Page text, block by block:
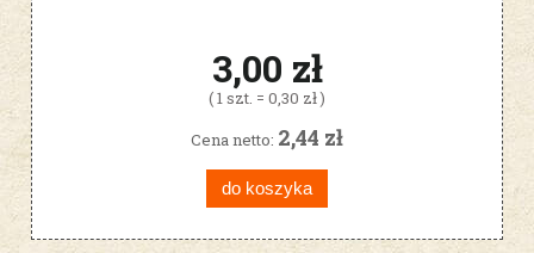
3,00 zł
( 1 szt. = 0,30 zł )
Cena netto: 2,44 zł
do koszyka